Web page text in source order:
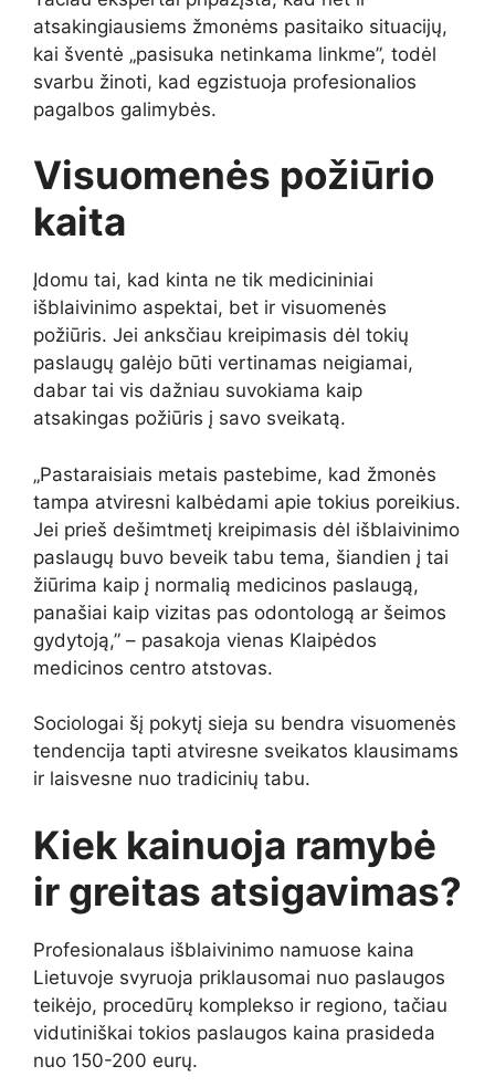
atsakingiausiems žmonėms pasitaiko situacijų,
kai šventė „pasisuka netinkama linkme”, todėl
svarbu žinoti, kad egzistuoja profesionalios
pagalbos galimybės.
Visuomenės požiūrio
kaita
Įdomu tai, kad kinta ne tik medicininiai
išblaivinimo aspektai, bet ir visuomenės
požiūris. Jei anksčiau kreipimasis dėl tokių
paslaugų galėjo būti vertinamas neigiamai,
dabar tai vis dažniau suvokiama kaip
atsakingas požiūris į savo sveikatą.
„Pastaraisiais metais pastebime, kad žmonės
tampa atviresni kalbėdami apie tokius poreikius.
Jei prieš dešimtmetį kreipimasis dėl išblaivinimo
paslaugų buvo beveik tabu tema, šiandien į tai
žiūrima kaip į normalią medicinos paslaugą,
panašiai kaip vizitas pas odontologą ar šeimos
gydytoją,” – pasakoja vienas Klaipėdos
medicinos centro atstovas.
Sociologai šį pokytį sieja su bendra visuomenės
tendencija tapti atviresne sveikatos klausimams
ir laisvesne nuo tradicinių tabu.
Kiek kainuoja ramybė
ir greitas atsigavimas?
Profesionalaus išblaivinimo namuose kaina
Lietuvoje svyruoja priklausomai nuo paslaugos
teikėjo, procedūrų komplekso ir regiono, tačiau
vidutiniškai tokios paslaugos kaina prasideda
nuo 150-200 eurų.